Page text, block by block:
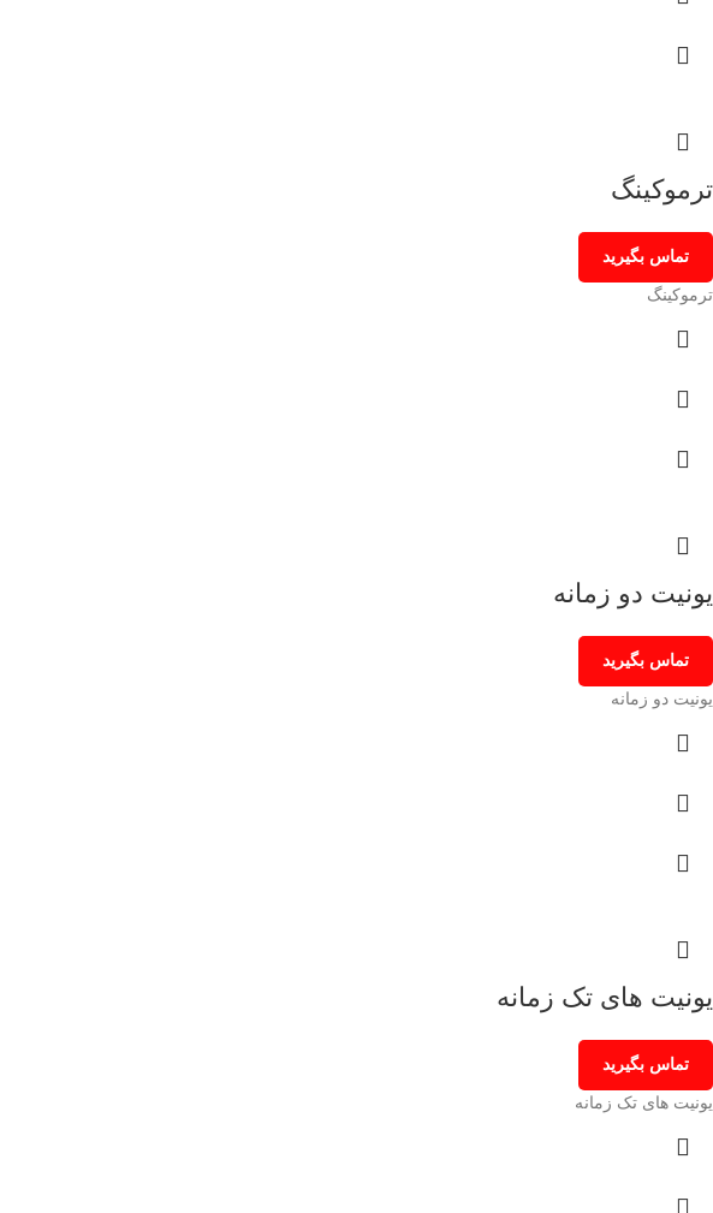
ترموکینگ
تماس بگیرید
ترموکینگ
یونیت دو زمانه
تماس بگیرید
یونیت دو زمانه
یونیت های تک زمانه
تماس بگیرید
یونیت های تک زمانه